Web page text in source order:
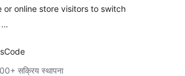
or online store visitors to switch
…
सक्रिय स्थापना